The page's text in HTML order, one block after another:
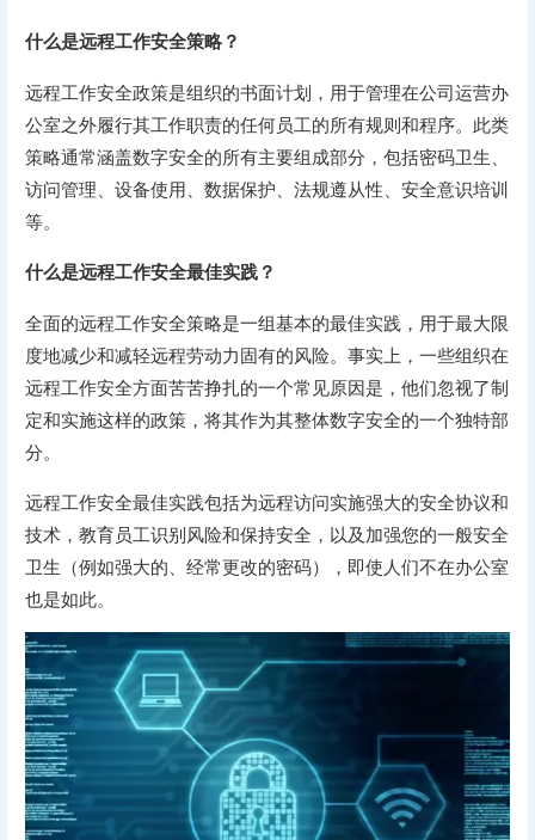
什么是远程工作安全策略？
远程工作安全政策是组织的书面计划，用于管理在公司运营办
公室之外履行其工作职责的任何员工的所有规则和程序。此类
策略通常涵盖数字安全的所有主要组成部分，包括密码卫生、
访问管理、设备使用、数据保护、法规遵从性、安全意识培训
等。
什么是远程工作安全最佳实践？
全面的远程工作安全策略是一组基本的最佳实践，用于最大限
度地减少和减轻远程劳动力固有的风险。事实上，一些组织在
远程工作安全方面苦苦挣扎的一个常见原因是，他们忽视了制
定和实施这样的政策，将其作为其整体数字安全的一个独特部
分。
远程工作安全最佳实践包括为远程访问实施强大的安全协议和
技术，教育员工识别风险和保持安全，以及加强您的一般安全
卫生（例如强大的、经常更改的密码），即使人们不在办公室
也是如此。